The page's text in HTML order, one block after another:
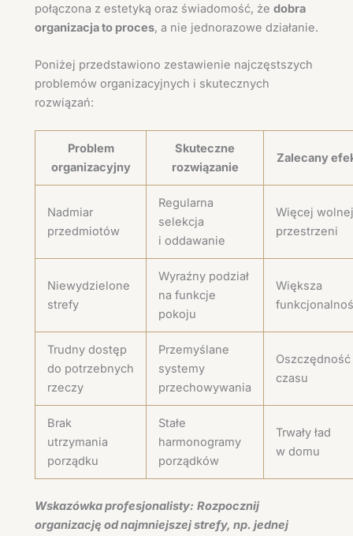
połączona z estetyką oraz świadomość, że dobra
organizacja to proces, a nie jednorazowe działanie.
Poniżej przedstawiono zestawienie najczęstszych
problemów organizacyjnych i skutecznych
rozwiązań:
Problem
organizacyjny
Skuteczne
rozwiązanie
Zalecany
Nadmiar
przedmiotów
Regularna
selekcja
i oddawanie
Więcej wolnej
przestrzeni
Niewydzielone
strefy
Wyraźny podział
na funkcje
pokoju
Większa
Trudny dostęp
do potrzebnych
rzeczy
Przemyślane
systemy
przechowywania
Oszczędność
czasu
Brak
utrzymania
porządku
Stałe
harmonogramy
porządków
Trwały ład
w domu
Wskazówka profesjonalisty: Rozpocznij
organizację od najmniejszej strefy, np. jednej